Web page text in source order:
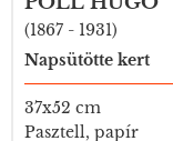
(1867 - 1931)
Napsütötte kert
37x52 cm
Pasztell, papír